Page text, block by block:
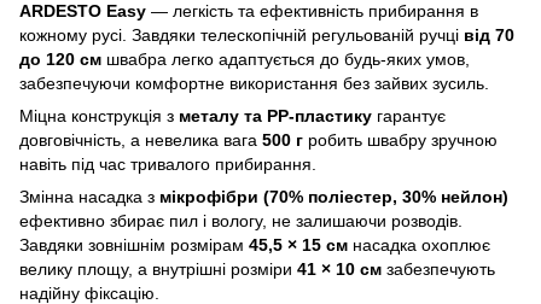
ARDESTO Easy — легкість та ефективність прибирання в
кожному русі. Завдяки телескопічній регульованій ручці від 70
до 120 см швабра легко адаптується до будь-яких умов,
забезпечуючи комфортне використання без зайвих зусиль.
Міцна конструкція з металу та PP-пластику гарантує
довговічність, а невелика вага 500 г робить швабру зручною
навіть під час тривалого прибирання.
Змінна насадка з мікрофібри (70% поліестер, 30% нейлон)
ефективно збирає пил і вологу, не залишаючи розводів.
Завдяки зовнішнім розмірам 45,5 × 15 см насадка охоплює
велику площу, а внутрішні розміри 41 × 10 см забезпечують
надійну фіксацію.